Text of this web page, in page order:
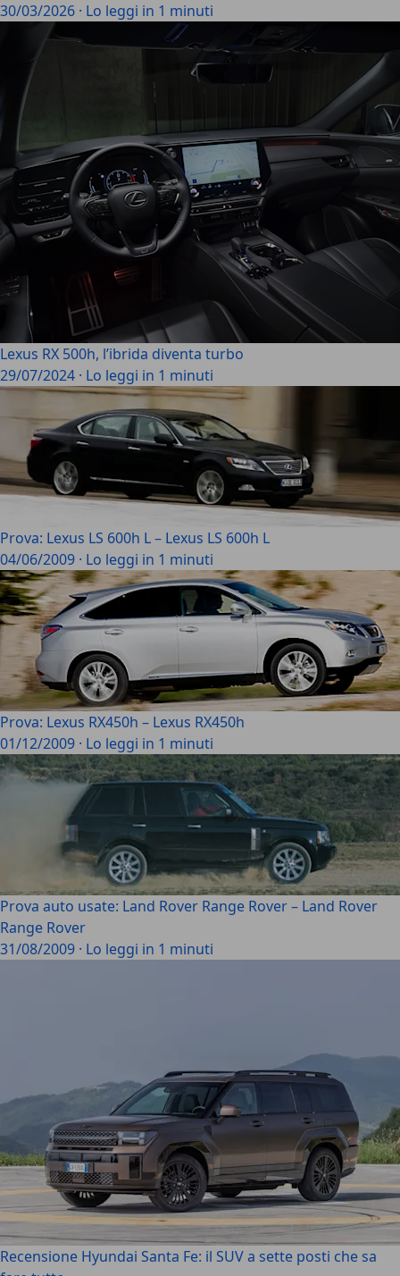
30/03/2026 · Lo leggi in 1 minuti
Lexus RX 500h, l’ibrida diventa turbo
29/07/2024 · Lo leggi in 1 minuti
Prova: Lexus LS 600h L – Lexus LS 600h L
04/06/2009 · Lo leggi in 1 minuti
Prova: Lexus RX450h – Lexus RX450h
01/12/2009 · Lo leggi in 1 minuti
Prova auto usate: Land Rover Range Rover – Land Rover
Range Rover
31/08/2009 · Lo leggi in 1 minuti
Recensione Hyundai Santa Fe: il SUV a sette posti che sa